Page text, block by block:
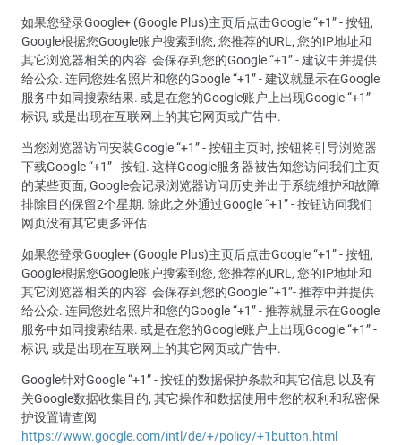
如果您登录Google+ (Google Plus)主页后点击Google “+1” - 按钮,
Google根据您Google账户搜索到您, 您推荐的URL, 您的IP地址和
其它浏览器相关的内容 会保存到您的Google “+1” - 建议中并提供
给公众. 连同您姓名照片和您的Google “+1” - 建议就显示在Google
服务中如同搜索结果. 或是在您的Google账户上出现Google “+1” -
标识, 或是出现在互联网上的其它网页或广告中.
当您浏览器访问安装Google “+1” - 按钮主页时, 按钮将引导浏览器
下载Google “+1” - 按钮. 这样Google服务器被告知您访问我们主页
的某些页面, Google会记录浏览器访问历史并出于系统维护和故障
排除目的保留2个星期. 除此之外通过Google “+1” - 按钮访问我们
网页没有其它更多评估.
如果您登录Google+ (Google Plus)主页后点击Google “+1” - 按钮,
Google根据您Google账户搜索到您, 您推荐的URL, 您的IP地址和
其它浏览器相关的内容 会保存到您的Google “+1”- 推荐中并提供
给公众. 连同您姓名照片和您的Google “+1” - 推荐就显示在Google
服务中如同搜索结果. 或是在您的Google账户上出现Google “+1” -
标识, 或是出现在互联网上的其它网页或广告中.
Google针对Google “+1” - 按钮的数据保护条款和其它信息 以及有
关Google数据收集目的, 其它操作和数据使用中您的权利和私密保
护设置请查阅
https://www.google.com/intl/de/+/policy/+1button.html